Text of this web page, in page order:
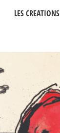
LES CREATIONS